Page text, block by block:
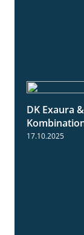
DK Exaura
17.10.2025